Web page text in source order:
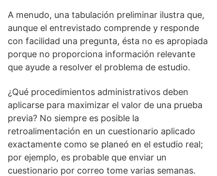
A menudo, una tabulación preliminar ilustra que,
aunque el entrevistado comprende y responde
con facilidad una pregunta, ésta no es apropiada
porque no proporciona información relevante
que ayude a resolver el problema de estudio.
¿Qué procedimientos administrativos deben
aplicarse para maximizar el valor de una prueba
previa? No siempre es posible la
retroalimentación en un cuestionario aplicado
exactamente como se planeó en el estudio real;
por ejemplo, es probable que enviar un
cuestionario por correo tome varias semanas.